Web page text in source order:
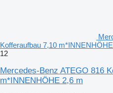
Kofferaufbau 7,10
12
Mercedes-Benz ATEGO 816
m*INNENHÖHE 2,6 m